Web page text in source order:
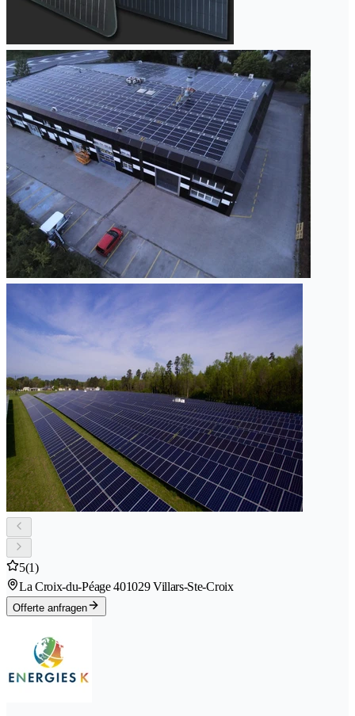
5(1)
La Croix-du-Péage 401029 Villars-Ste-Croix
Offerte anfragen